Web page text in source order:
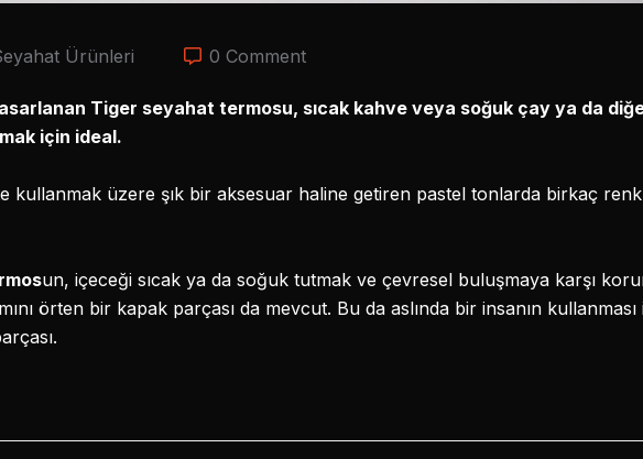
Ürünleri 0 Comment
Tiger seyahat termosu, sıcak kahve veya soğuk çay ya da
için ideal.
kullanmak üzere şık bir aksesuar haline getiren pastel tonlarda birkaç
un, içeceği sıcak ya da soğuk tutmak ve çevresel buluşmaya karşı
örten bir kapak parçası da mevcut. Bu da aslında bir insanın